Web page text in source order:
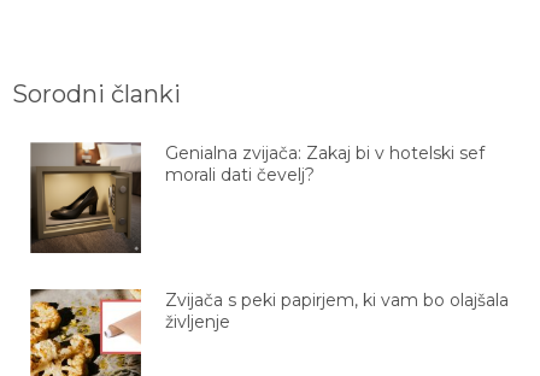
Sorodni članki
Genialna zvijača: Zakaj bi v hotelski sef
morali dati čevelj?
Zvijača s peki papirjem, ki vam bo olajšala
življenje